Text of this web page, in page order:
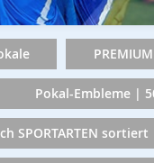
Pokal-Embleme |
SPORTARTEN sortiert